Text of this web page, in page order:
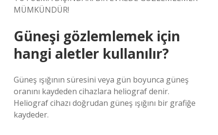
MÜMKÜNDÜR!
Güneşi gözlemlemek için
hangi aletler kullanılır?
Güneş ışığının süresini veya gün boyunca güneş
oranını kaydeden cihazlara heliograf denir.
Heliograf cihazı doğrudan güneş ışığını bir grafiğe
kaydeder.